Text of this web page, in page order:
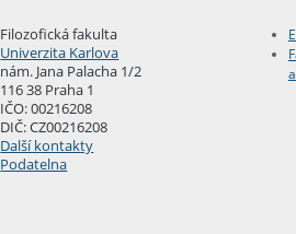
Filozofická fakulta
Univerzita Karlova
nám. Jana Palacha 1/2
116 38 Praha 1
IČO: 00216208
DIČ: CZ00216208
Další kontakty
Podatelna